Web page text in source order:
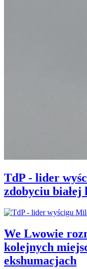
TdP - lider
zdobyciu białej
We Lwowie
kolejnych
ekshumacjach